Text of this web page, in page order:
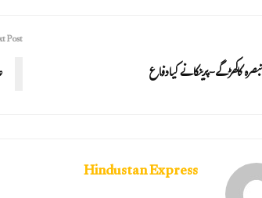
کاکھڑگے-پرینکا نے کیادفاع
Post
Hindustan Express